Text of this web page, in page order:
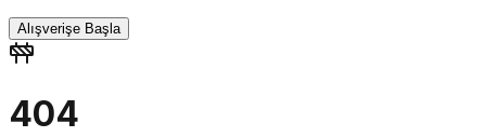
Alışverişe Başla
404